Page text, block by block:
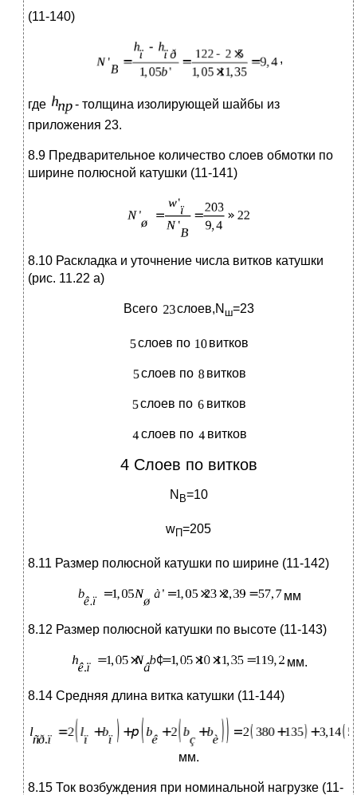
(11-140)
,
где
- толщина изолирующей шайбы из
приложения 23.
8.9 Предварительное количество слоев обмотки по
ширине полюсной катушки (11-141)
8.10 Раскладка и уточнение числа витков катушки
(рис. 11.22 а)
Всего слоев,N ш=23
слоев по витков
слоев по витков
слоев по витков
слоев по витков
4 Слоев по витков
N B=10
wП=205
8.11 Размер полюсной катушки по ширине (11-142)
мм
8.12 Размер полюсной катушки по высоте (11-143)
мм.
8.14 Средняя длина витка катушки (11-144)
мм.
8.15 Ток возбуждения при номинальной нагрузке (11-